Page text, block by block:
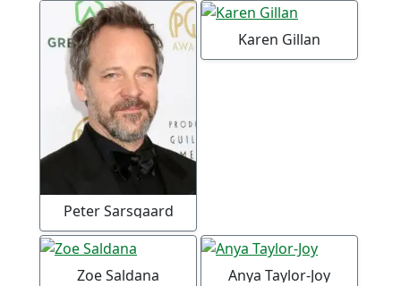
Peter Sarsgaard
Karen Gillan
Zoe Saldana Anya Taylor-Joy